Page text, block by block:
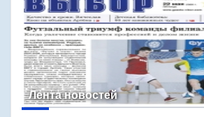
Лента новостей